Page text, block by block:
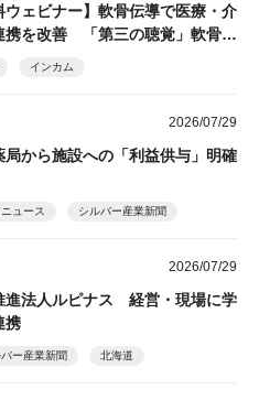
ウェビナー】軟骨伝導で医療・介
携を改善 「第三の聴覚」軟骨伝
インカム
2026/07/29
から施設への「利益供与」明確
ュース シルバー産業新聞
2026/07/29
進法人ルピナス 経営・現場に学
携
ー産業新聞 北海道